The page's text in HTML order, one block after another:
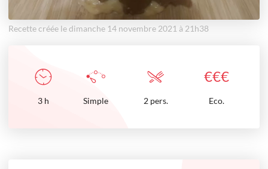
Recette créée le dimanche 14 novembre 2021 à 21h38
€€€
3 h Simple 2 pers. Eco.